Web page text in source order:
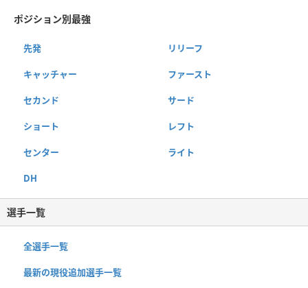
ポジション別最強
先発 リリーフ
キャッチャー ファースト
セカンド サード
ショート レフト
センター ライト
DH
選手一覧
全選手一覧
最新の現役追加選手一覧